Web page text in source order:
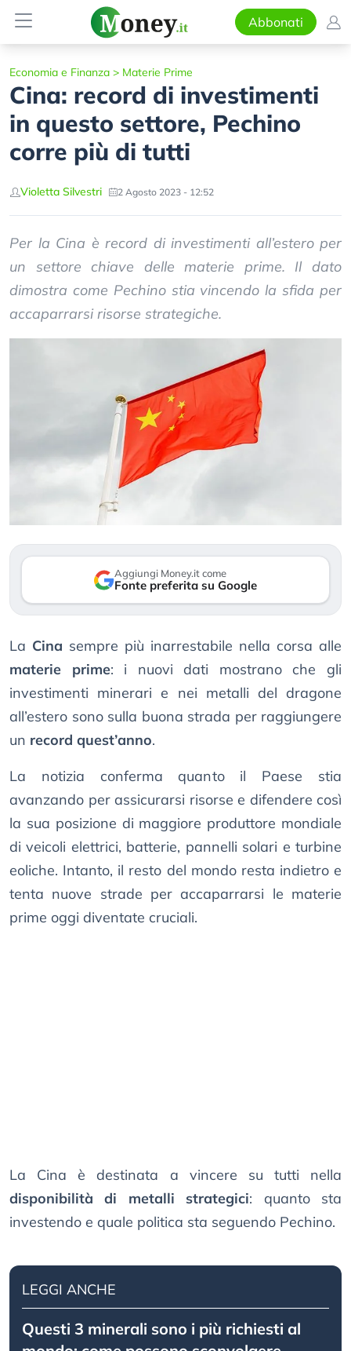
Abbonati
Economia e Finanza > Materie Prime
Cina: record di investimenti
in questo settore, Pechino
corre più di tutti
Violetta Silvestri 2 Agosto 2023 - 12:52
Per la Cina è record di investimenti all’estero per
un settore chiave delle materie prime. Il dato
dimostra come Pechino stia vincendo la sfida per
accaparrarsi risorse strategiche.
Aggiungi Money.it come
Fonte preferita su Google
La Cina sempre più inarrestabile nella corsa alle
materie prime: i nuovi dati mostrano che gli
investimenti minerari e nei metalli del dragone
all’estero sono sulla buona strada per raggiungere
un record quest’anno.
La notizia conferma quanto il Paese stia
avanzando per assicurarsi risorse e difendere così
la sua posizione di maggiore produttore mondiale
di veicoli elettrici, batterie, pannelli solari e turbine
eoliche. Intanto, il resto del mondo resta indietro e
tenta nuove strade per accaparrarsi le materie
prime oggi diventate cruciali.
La Cina è destinata a vincere su tutti nella
disponibilità di metalli strategici: quanto sta
investendo e quale politica sta seguendo Pechino.
LEGGI ANCHE
Questi 3 minerali sono i più richiesti al